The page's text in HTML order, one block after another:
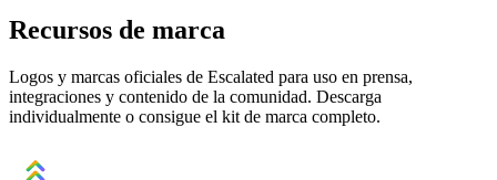
Recursos de marca
Logos y marcas oficiales de Escalated para uso en prensa,
integraciones y contenido de la comunidad. Descarga
individualmente o consigue el kit de marca completo.